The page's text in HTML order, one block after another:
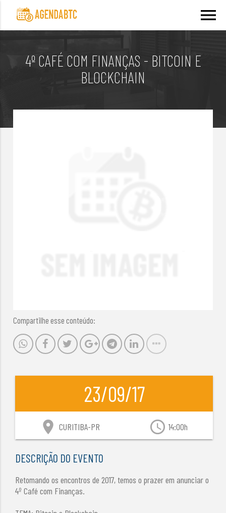
menu
4º CAFÉ COM FINANÇAS - BITCOIN E
BLOCKCHAIN
Compartilhe esse conteúdo:
23/09/17
access_time 14:00h
location_on CURITIBA-PR
DESCRIÇÃO DO EVENTO
Retomando os encontros de 2017, temos o prazer em anunciar o
4º Café com Finanças.